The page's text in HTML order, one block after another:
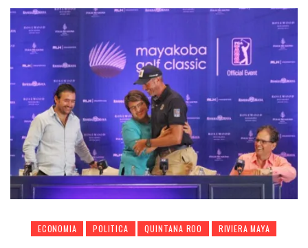
ECONOMIA POLITICA QUINTANA ROO RIVIERA MAYA